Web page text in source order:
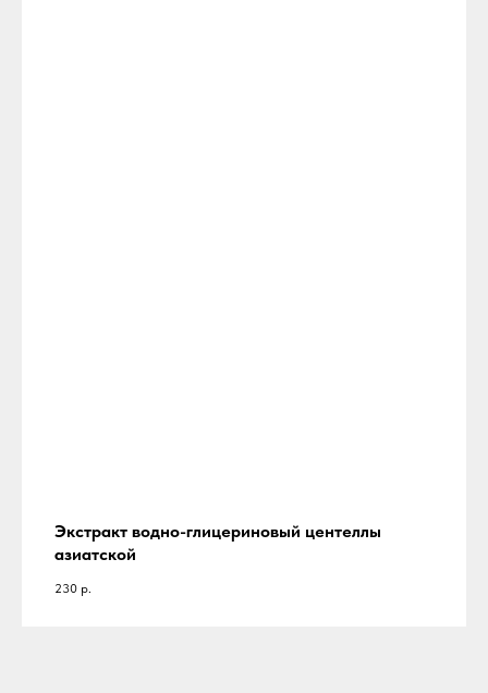
Экстракт водно-глицериновый центеллы
азиатской
230 р.